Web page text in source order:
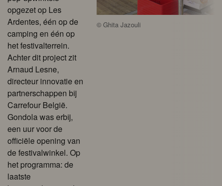
opgezet op Les
Ardentes, één op de
camping en één op
het festivalterrein.
Achter dit project zit
Arnaud Lesne,
directeur innovatie en
partnerschappen bij
Carrefour België.
Gondola was erbij,
een uur voor de
officiële opening van
de festivalwinkel. Op
het programma: de
laatste
©Ghita Jazouli